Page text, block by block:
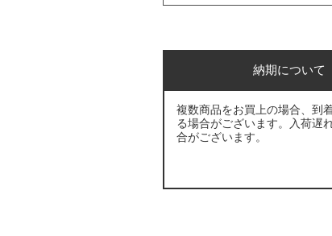
納期について
複数商品をお買上の場合、到
る場合がございます。入荷遅
合がございます。